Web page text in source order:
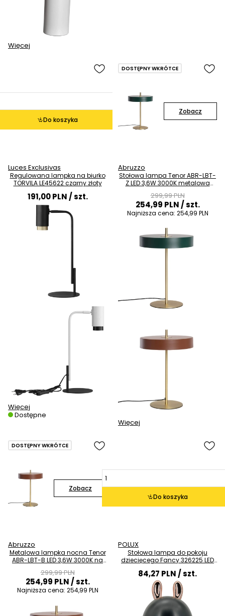
Więcej
Do koszyka
Luces Exclusivas
Regulowana lampka na biurko
TORVILA LE45622 czarny złoty
191,00 PLN/ szt.
Więcej
Dostępne
Zobacz
DOSTĘPNY WKRÓTCE
Abruzzo
Stołowa lampa Tenor ABR-LBT-
Z LED 3,6W 3000K metalowa
299,99 PLN
254,99 PLN/ szt.
Najniższa cena: 254,99 PLN
Więcej
Zobacz
DOSTĘPNY WKRÓTCE
Abruzzo
Metalowa lampka nocna Tenor
ABR-LBT-B LED 3,6W 3000K na
299,99 PLN
254,99 PLN/ szt.
Najniższa cena: 254,99 PLN
Do koszyka
POLUX
Stołowa lampa do pokoju
dziecięcego Fancy 326225 LED
2,5W 4000K biała złota
84,27 PLN/ szt.